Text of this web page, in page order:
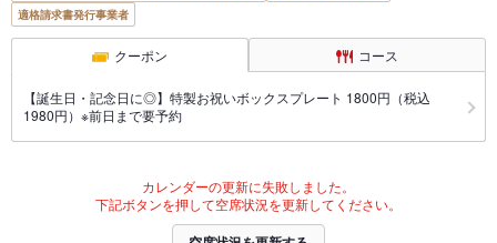
適格請求書発行事業者
クーポン コース
【誕生日・記念日に◎】特製お祝いボックスプレート 1800円（税込
1980円）※前日まで要予約
カレンダーの更新に失敗しました。
下記ボタンを押して空席状況を更新してください。